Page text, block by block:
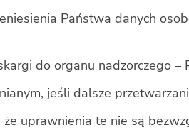
Państwa danych
do organu nadzorczego
jeśli dalsze
uprawnienia te nie są